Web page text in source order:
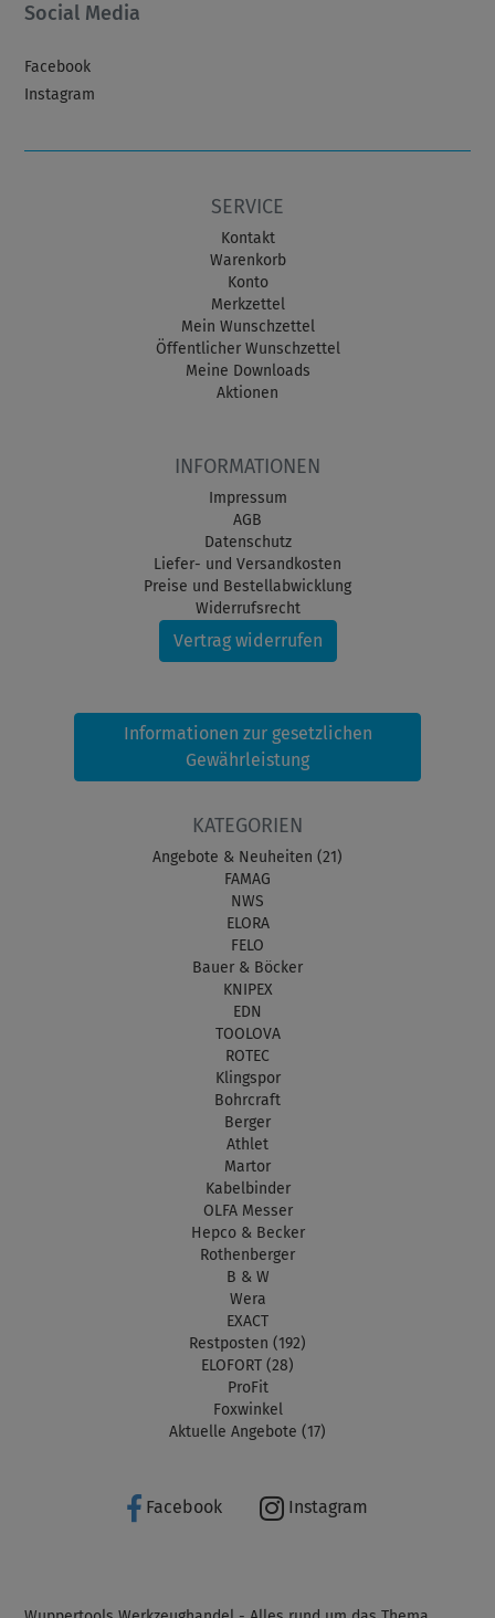
Social Media
Facebook
Instagram
SERVICE
Kontakt
Warenkorb
Konto
Merkzettel
Mein Wunschzettel
Öffentlicher Wunschzettel
Meine Downloads
Aktionen
INFORMATIONEN
Impressum
AGB
Datenschutz
Liefer- und Versandkosten
Preise und Bestellabwicklung
Widerrufsrecht
Vertrag widerrufen
Informationen zur gesetzlichen
Gewährleistung
KATEGORIEN
Angebote & Neuheiten (21)
FAMAG
NWS
ELORA
FELO
Bauer & Böcker
KNIPEX
EDN
TOOLOVA
ROTEC
Klingspor
Bohrcraft
Berger
Athlet
Martor
Kabelbinder
OLFA Messer
Hepco & Becker
Rothenberger
B & W
Wera
EXACT
Restposten (192)
ELOFORT (28)
ProFit
Foxwinkel
Aktuelle Angebote (17)
Facebook Instagram